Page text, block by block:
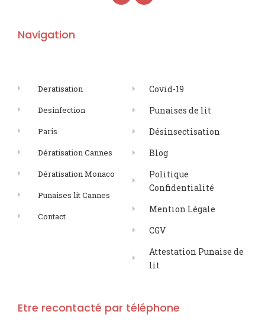
Navigation
Deratisation
Desinfection
Paris
Dératisation Cannes
Dératisation Monaco
Punaises lit Cannes
Contact
Covid-19
Punaises de lit
Désinsectisation
Blog
Politique
Confidentialité
Mention Légale
CGV
Attestation Punaise de
lit
Etre recontacté par téléphone